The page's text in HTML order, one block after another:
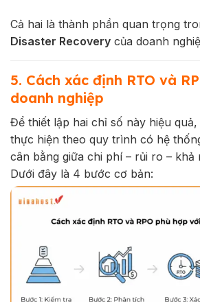
Cả hai là thành phần quan trọng
Disaster Recovery của doanh
5. Cách xác định RTO và
doanh nghiệp
Để thiết lập hai chỉ số này hiệu
thực hiện theo quy trình có hệ
cân bằng giữa chi phí – rủi ro – khả
Dưới đây là 4 bước cơ bản: